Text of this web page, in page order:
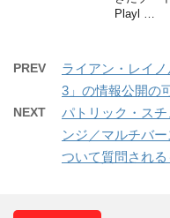
Playl …
PREV
ライアン・レイ
3」の情報公開の
NEXT
パトリック・ス
ンジ／マルチバ
ついて質問され